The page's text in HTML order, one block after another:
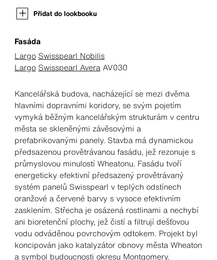
Přidat do lookbooku
Fasáda
Largo Swisspearl Nobilis
Largo Swisspearl Avera AV030
Kancelářská budova, nacházející se mezi dvěma
hlavními dopravními koridory, se svým pojetím
vymyká běžným kancelářským strukturám v centru
města se skleněnými závěsovými a
prefabrikovanými panely. Stavba má dynamickou
předsazenou provětrávanou fasádu, jež rezonuje s
průmyslovou minulostí Wheatonu. Fasádu tvoří
energeticky efektivní předsazený provětrávaný
systém panelů Swisspearl v teplých odstínech
oranžové a červené barvy s vysoce efektivním
zasklením. Střecha je osázená rostlinami a nechybí
ani bioretenční plochy, jež čistí a filtrují dešťovou
vodu odváděnou povrchovým odtokem. Projekt byl
koncipován jako katalyzátor obnovy města Wheaton
a symbol budoucnosti okresu Montgomery.